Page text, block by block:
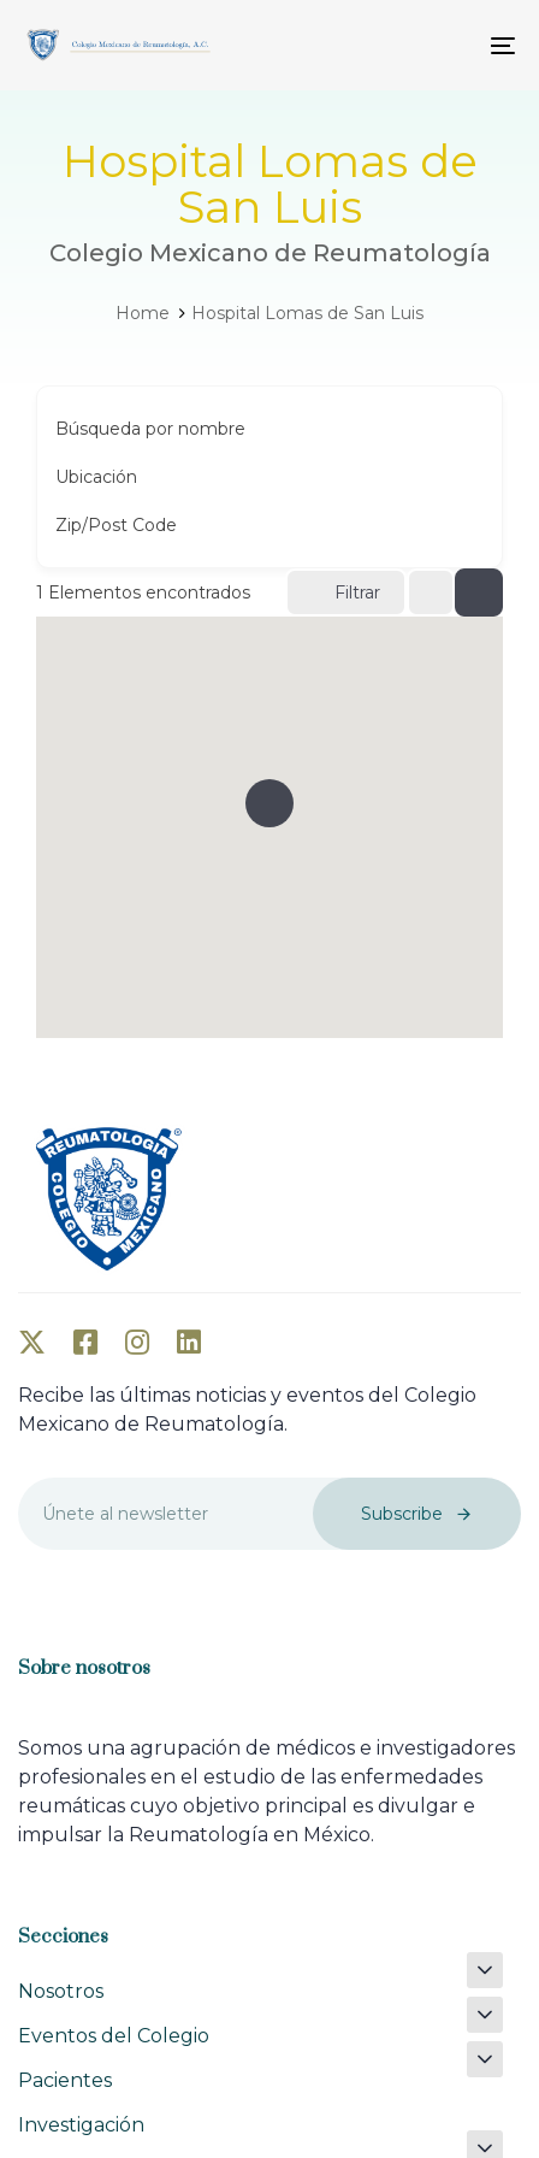
links
primary
Hospital Lomas de
San Luis
Colegio Mexicano de Reumatología
Home Hospital Lomas de San Luis
Búsqueda por nombre
Ubicación
Zip/Post Code
1 Elementos encontrados Filtrar
Recibe las últimas noticias y eventos del Colegio
Mexicano de Reumatología.
Subscribe
Sobre nosotros
Somos una agrupación de médicos e investigadores
profesionales en el estudio de las enfermedades
reumáticas cuyo objetivo principal es divulgar e
impulsar la Reumatología en México.
Secciones
Nosotros
Eventos del Colegio
Pacientes
Investigación